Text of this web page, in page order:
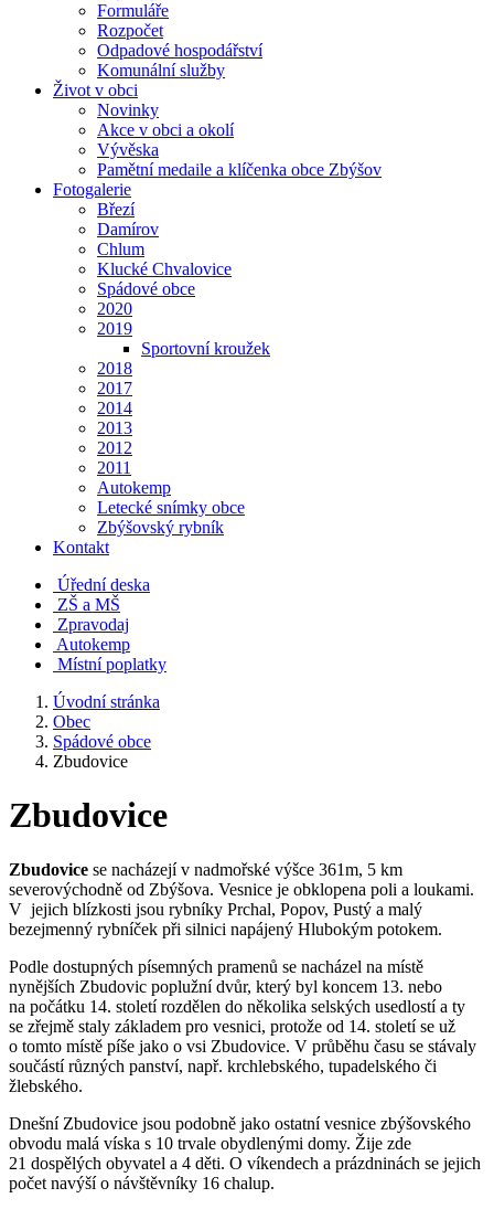
Formuláře
Rozpočet
Odpadové hospodářství
Komunální služby
Život v obci
Novinky
Akce v obci a okolí
Vývěska
Pamětní medaile a klíčenka obce Zbýšov
Fotogalerie
Březí
Damírov
Chlum
Klucké Chvalovice
Spádové obce
2020
2019
Sportovní kroužek
2018
2017
2014
2013
2012
2011
Autokemp
Letecké snímky obce
Zbýšovský rybník
Kontakt
Úřední deska
ZŠ a MŠ
Zpravodaj
Autokemp
Místní poplatky
Úvodní stránka
Obec
Spádové obce
Zbudovice
Zbudovice
Zbudovice se nacházejí v nadmořské výšce 361m, 5 km
severovýchodně od Zbýšova. Vesnice je obklopena poli a loukami.
V jejich blízkosti jsou rybníky Prchal, Popov, Pustý a malý
bezejmenný rybníček při silnici napájený Hlubokým potokem.
Podle dostupných písemných pramenů se nacházel na místě
nynějších Zbudovic poplužní dvůr, který byl koncem 13. nebo
na počátku 14. století rozdělen do několika selských usedlostí a ty
se zřejmě staly základem pro vesnici, protože od 14. století se už
o tomto místě píše jako o vsi Zbudovice. V průběhu času se stávaly
součástí různých panství, např. krchlebského, tupadelského či
žlebského.
Dnešní Zbudovice jsou podobně jako ostatní vesnice zbýšovského
obvodu malá víska s 10 trvale obydlenými domy. Žije zde
21 dospělých obyvatel a 4 děti. O víkendech a prázdninách se jejich
počet navýší o návštěvníky 16 chalup.